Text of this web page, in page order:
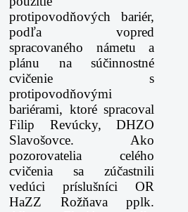
protipovodňových bariér,
podľa vopred
spracovaného námetu a
plánu na súčinnostné
cvičenie s
protipovodňovými
bariérami, ktoré spracoval
Filip Revúcky, DHZO
Slavošovce. Ako
pozorovatelia celého
cvičenia sa zúčastnili
vedúci príslušníci OR
HaZZ Rožňava pplk.